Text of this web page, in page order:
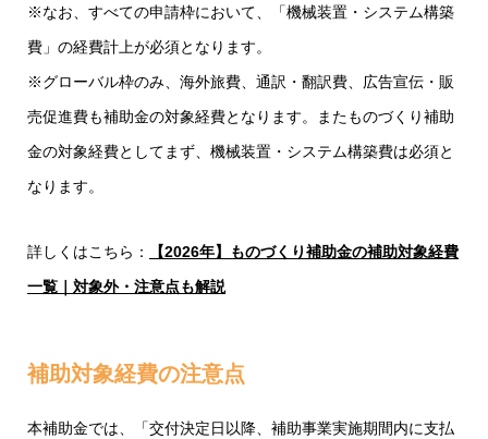
※なお、すべての申請枠において、「機械装置・システム構築
費」の経費計上が必須となります。
※グローバル枠のみ、海外旅費、通訳・翻訳費、広告宣伝・販
売促進費も補助金の対象経費となります。またものづくり補助
金の対象経費としてまず、機械装置・システム構築費は必須と
なります。
詳しくはこちら：
【2026年】ものづくり補助金の補助対象経費
一覧｜対象外・注意点も解説
補助対象経費の注意点
本補助金では、「交付決定日以降、補助事業実施期間内に支払